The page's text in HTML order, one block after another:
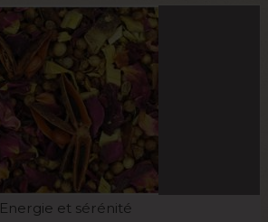
Energie et sérénité